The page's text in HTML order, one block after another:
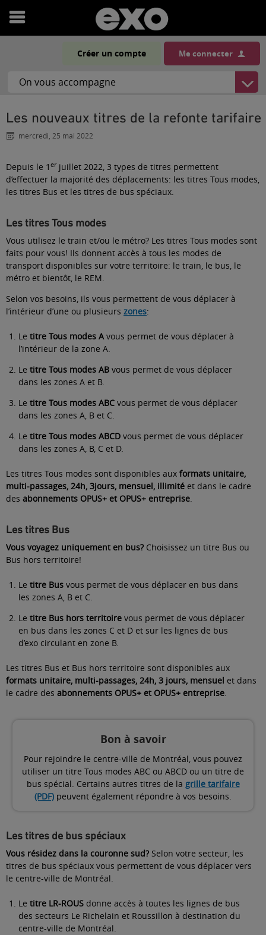
Ouvrir
menu
Créer un compte Me connecter
Les nouveaux titres de la refonte tarifaire
mercredi, 25 mai 2022
Depuis le 1 erjuillet 2022, 3 types de titres permettent
d’effectuer la majorité des déplacements: les titres Tous modes,
les titres Bus et les titres de bus spéciaux.
Les titres Tous modes
Vous utilisez le train et/ou le métro? Les titres Tous modes sont
faits pour vous! Ils donnent accès à tous les modes de
transport disponibles sur votre territoire: le train, le bus, le
métro et bientôt, le REM.
Selon vos besoins, ils vous permettent de vous déplacer à
l’intérieur d’une ou plusieurs zones:
Le titre Tous modes Avous permet de vous déplacer à
l’intérieur de la zone A.
Le titre Tous modes AB vous permet de vous déplacer
dans les zones A et B.
Le titre Tous modes ABC vous permet de vous déplacer
dans les zones A, B et C.
Le titre Tous modes ABCD vous permet de vous déplacer
dans les zones A, B, C et D.
Les titres Tous modes sont disponibles aux formats unitaire,
multi-passages, 24h, 3jours, mensuel, illimité et dans le cadre
des abonnements OPUS+ et OPUS+ entreprise.
Les titres Bus
Vous voyagez uniquement en bus? Choisissez un titre Bus ou
Bus hors territoire!
Le titre Bus vous permet de vous déplacer en bus dans
les zones A, B et C.
Le titre Bus hors territoire vous permet de vous déplacer
en bus dans les zones C et D et sur les lignes de bus
d’exo circulant en zone B.
Les titres Bus et Bus hors territoire sont disponibles aux
formats unitaire, multi-passages, 24h, 3 jours, mensuel et dans
le cadre des abonnements OPUS+ et OPUS+ entreprise.
Bon à savoir
Pour rejoindre le centre-ville de Montréal, vous pouvez
utiliser un titre Tous modes ABC ou ABCD ou un titre de
bus spécial. Certains autres titres de la grille tarifaire
(PDF) peuvent également répondre à vos besoins.
Les titres de bus spéciaux
Vous résidez dans la couronne sud? Selon votre secteur, les
titres de bus spéciaux vous permettent de vous déplacer vers
le centre-ville de Montréal.
Le titre LR-ROUS donne accès à toutes les lignes de bus
des secteurs Le Richelain et Roussillon à destination du
centre-ville de Montréal.